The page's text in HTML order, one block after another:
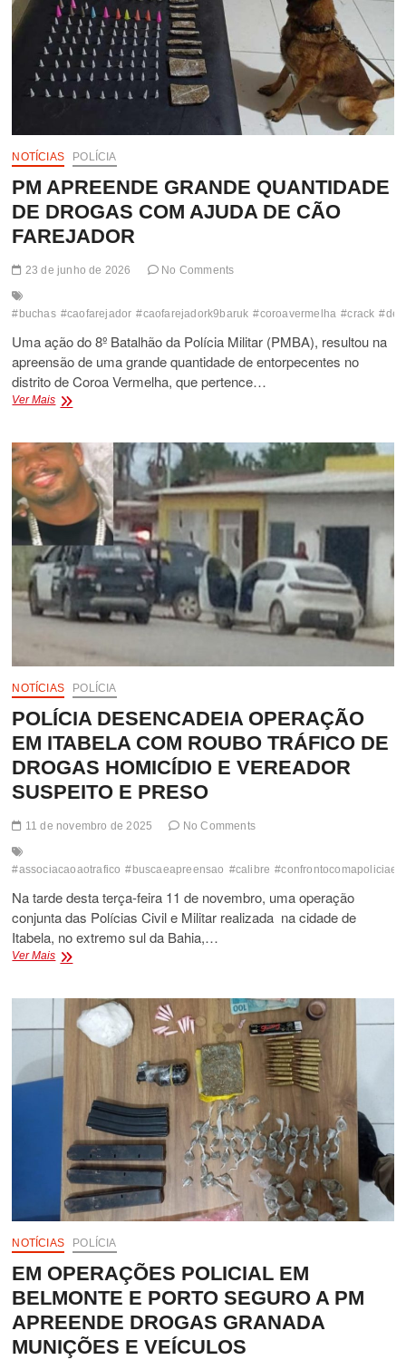
NOTÍCIAS POLÍCIA
PM APREENDE GRANDE QUANTIDADE
DE DROGAS COM AJUDA DE CÃO
FAREJADOR
23 de junho de 2026 No Comments
#buchas #caofarejador #caofarejadork9baruk #coroavermelha #crack
Uma ação do 8º Batalhão da Polícia Militar (PMBA), resultou na
apreensão de uma grande quantidade de entorpecentes no
distrito de Coroa Vermelha, que pertence…
Ver MaisPM
QUANTIDADE
DE
DROGAS
COM
AJUDA
DE
CÃO
FAREJADOR
NOTÍCIAS POLÍCIA
POLÍCIA DESENCADEIA OPERAÇÃO
EM ITABELA COM ROUBO TRÁFICO DE
DROGAS HOMICÍDIO E VEREADOR
SUSPEITO E PRESO
11 de novembro de 2025 No Comments
#associacaoaotrafico #buscaeapreensao #calibre
Na tarde desta terça-feira 11 de novembro, uma operação
conjunta das Polícias Civil e Militar realizada na cidade de
Itabela, no extremo sul da Bahia,…
Ver MaisPOLÍCIA
EM
ITABELA
DROGAS
HOMICÍDIO
VEREADOR
SUSPEITO
PRESO
NOTÍCIAS POLÍCIA
EM OPERAÇÕES POLICIAL EM
BELMONTE E PORTO SEGURO A PM
APREENDE DROGAS GRANADA
MUNIÇÕES E VEÍCULOS